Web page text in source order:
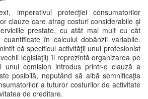
imperativul protecţiei consumatorilor
clauze care atrag costuri considerabile şi
prestate, cu atât mai mult cu cât
în calculul dobânzii variabile.
că specificul activităţii unui profesionist
legislaţii) îl reprezintă organizarea pe
unui comision introdus printr-o clauză a
posibilă, neputând să aibă semnificaţia
a tuturor costurilor de activitate
de creditare.